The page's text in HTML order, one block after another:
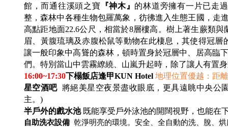
館，而通往溪頭之寶 『神木』 的林道旁擁有一片已走
整，森林中各種生物包羅萬象，彷彿進入生態王國，走
高點距地面22.6公尺，相當於8層樓高。樹上著生蕨類
眉、黃腹琉璃及赤腹松鼠等動物在此棲息，其使得冠
讓一般印象中高聳的森林，頓時置身於冠層中、居高臨
們。特別當山中雲霧繚繞、山嵐升起時，除了讓人有置
16:00~17:30下榻飯店逢甲KUN Hotel 地理位置優越：距
星空酒吧 將絕美星空夜景盡收眼底，更具遠眺中央公
主。)
半戶外的戲水池既能享受戶外泳池的開闊視野，也能在
自助洗衣設備 乾淨明亮的環境。安全、全自動的洗、脫、